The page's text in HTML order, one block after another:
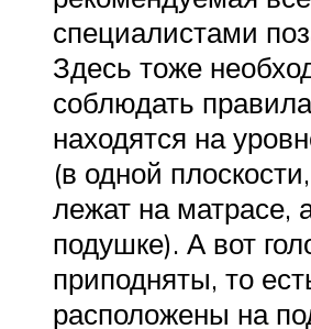
специалистами
Здесь тоже
соблюдать
находятся на
(в одной
лежат на матрасе,
подушке). А вот
приподняты, то
расположены на